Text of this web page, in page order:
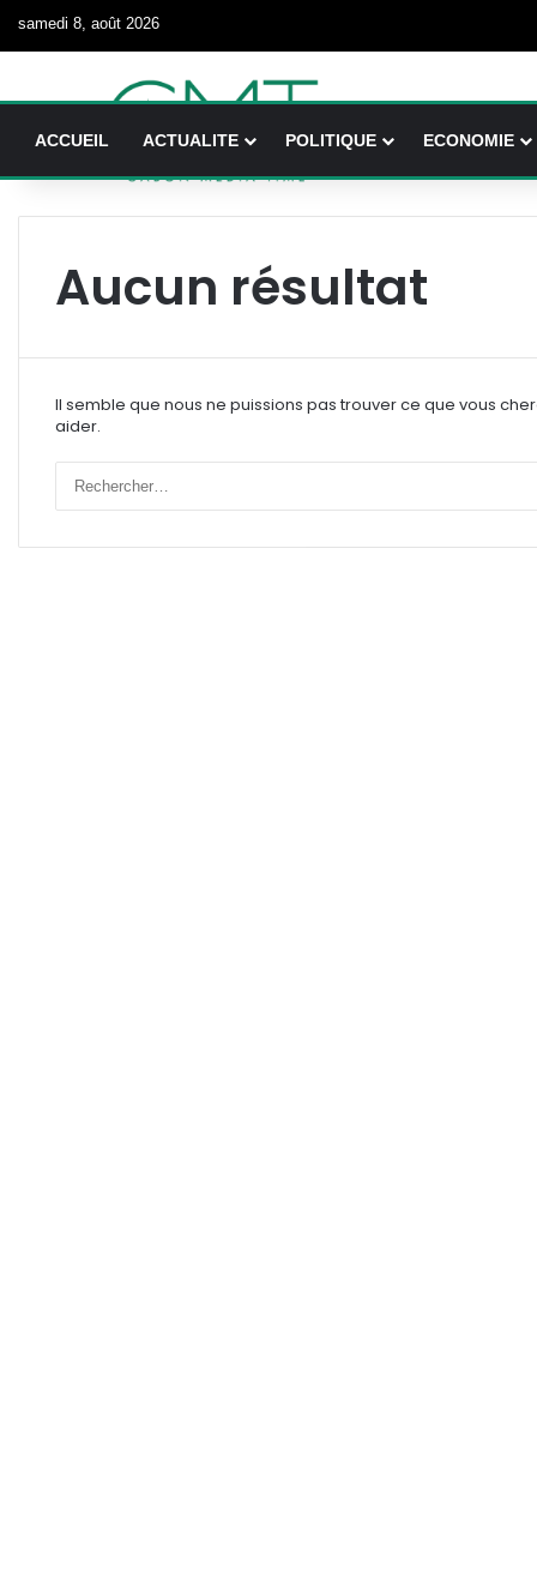
samedi 8, août 2026
ACCUEIL ACTUALITE POLITIQUE ECONOMIE
Aucun résultat
Il semble que nous ne puissions pas trouver ce que vous
aider.